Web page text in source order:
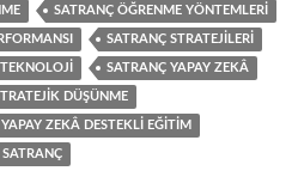
SATRANÇ ÖĞRENME YÖNTEMLERI
SATRANÇ STRATEJILERI
SATRANÇ YAPAY ZEKÂ
DÜŞÜNME
YAPAY ZEKÂ DESTEKLI EĞITIM